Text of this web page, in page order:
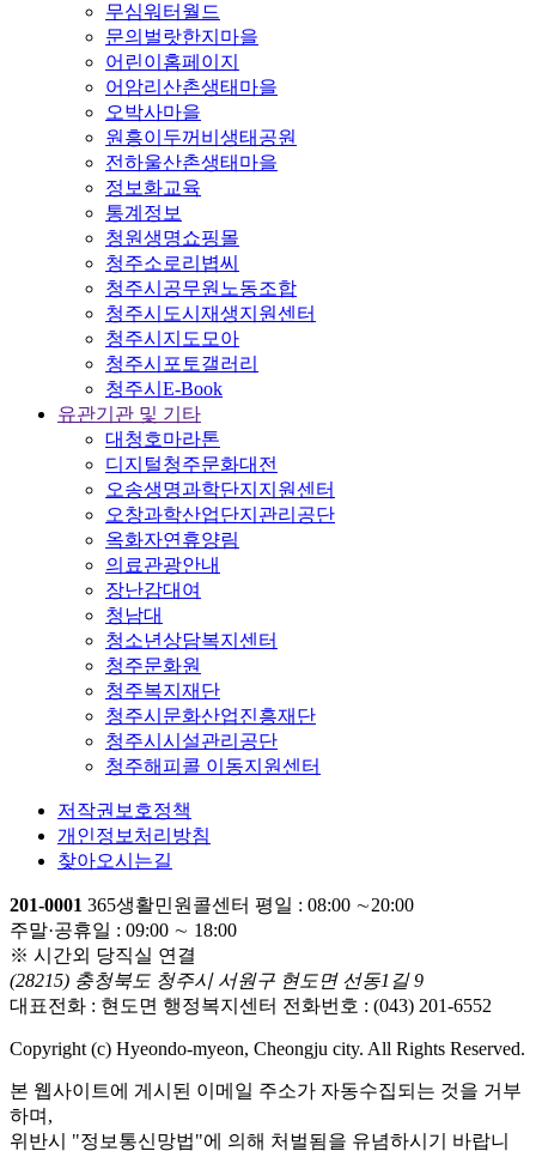
무심워터월드
문의벌랏한지마을
어린이홈페이지
어암리산촌생태마을
오박사마을
원흥이두꺼비생태공원
전하울산촌생태마을
정보화교육
통계정보
청원생명쇼핑몰
청주소로리볍씨
청주시공무원노동조합
청주시도시재생지원센터
청주시지도모아
청주시포토갤러리
청주시E-Book
유관기관 및 기타
대청호마라톤
디지털청주문화대전
오송생명과학단지지원센터
오창과학산업단지관리공단
옥화자연휴양림
의료관광안내
장난감대여
청남대
청소년상담복지센터
청주문화원
청주복지재단
청주시문화산업진흥재단
청주시시설관리공단
청주해피콜 이동지원센터
저작권보호정책
개인정보처리방침
찾아오시는길
201-0001 365생활민원콜센터 평일 : 08:00 ∼20:00
주말·공휴일 : 09:00 ∼ 18:00
※ 시간외 당직실 연결
(28215) 충청북도 청주시 서원구 현도면 선동1길 9
대표전화 : 현도면 행정복지센터 전화번호 : (043) 201-6552
Copyright (c) Hyeondo-myeon, Cheongju city. All Rights Reserved.
본 웹사이트에 게시된 이메일 주소가 자동수집되는 것을 거부
하며,
위반시 "정보통신망법"에 의해 처벌됨을 유념하시기 바랍니